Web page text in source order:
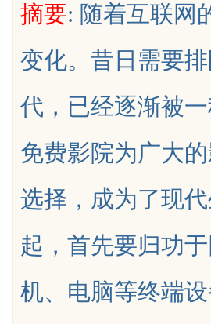
uz
摘要: 随着互联网
变化。昔日需要
代，已经逐渐被
免费影院为广大
选择，成为了现
起，首先要归功
机、电脑等终端
选购